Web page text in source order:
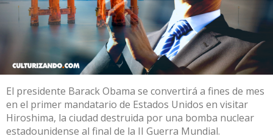
El presidente Barack Obama se convertirá a fines de mes
en el primer mandatario de Estados Unidos en visitar
Hiroshima, la ciudad destruida por una bomba nuclear
estadounidense al final de la II Guerra Mundial.